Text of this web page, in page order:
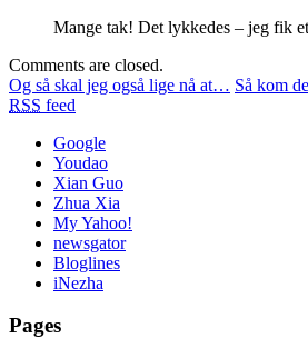
Mange tak! Det lykkedes – jeg fik
Comments are closed.
Og så skal jeg også lige nå at… Så kom
RSS feed
Google
Youdao
Xian Guo
Zhua Xia
My Yahoo!
newsgator
Bloglines
iNezha
Pages